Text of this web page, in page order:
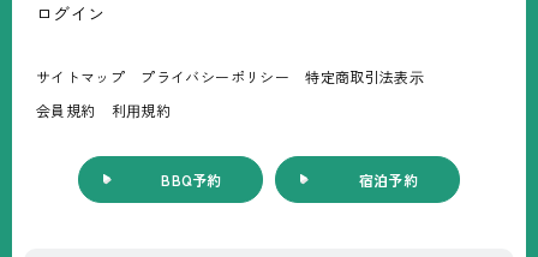
ログイン
サイトマップ プライバシーポリシー
特定商取引法表⽰
会員規約
利⽤規約
BBQ予約 宿泊予約